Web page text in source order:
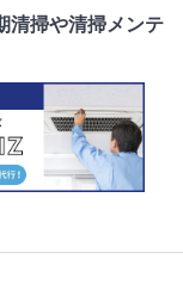
清掃や清掃メンテ